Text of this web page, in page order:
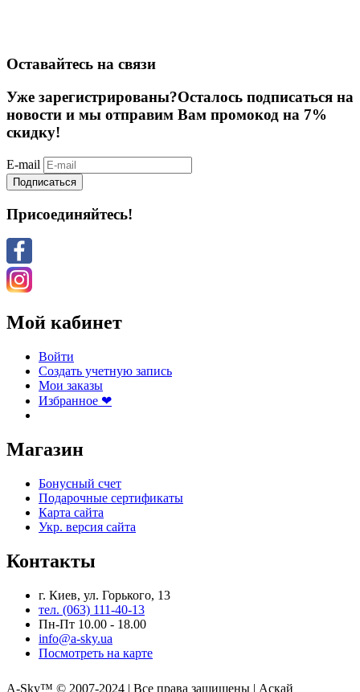
Оставайтесь на связи
Уже зарегистрированы?Осталось подписаться на
новости и мы отправим Вам промокод на 7%
скидку!
E-mail
Подписаться
Присоединяйтесь!
Мой кабинет
Войти
Создать учетную запись
Мои заказы
Избранное ❤
Магазин
Бонусный счет
Подарочные сертификаты
Карта сайта
Укр. версия сайта
Контакты
г. Киев, ул. Горького, 13
тел. (063) 111-40-13
Пн-Пт 10.00 - 18.00
info@a-sky.ua
Посмотреть на карте
A-Sky™ © 2007-2024 | Все права защищены | Аскай